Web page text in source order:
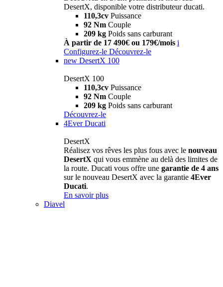
DesertX, disponible votre distributeur ducati.
110,3cv Puissance
92 Nm Couple
209 kg Poids sans carburant
À partir de 17 490€ ou 179€/mois i
Configurez-le Découvrez-le
new DesertX 100
DesertX 100
110,3cv Puissance
92 Nm Couple
209 kg Poids sans carburant
Découvrez-le
4Ever Ducati
DesertX
Réalisez vos rêves les plus fous avec le nouveau
DesertX qui vous emmène au delà des limites de
la route. Ducati vous offre une garantie de 4 ans
sur le nouveau DesertX avec la garantie 4Ever
Ducati.
En savoir plus
Diavel